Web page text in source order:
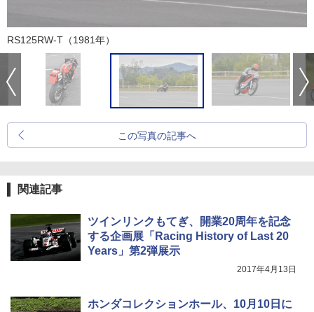
RS125RW-T（1981年）
この写真の記事へ
関連記事
ツインリンクもてぎ、開業20周年を記念
する企画展「Racing History of Last 20
Years」第2弾展示
2017年4月13日
ホンダコレクションホール、10月10日に